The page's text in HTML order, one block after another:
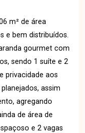
m² de área
e bem distribuídos.
gourmet com
sendo 1 suíte e 2
privacidade aos
assim
agregando
de área de
e 2 vagas